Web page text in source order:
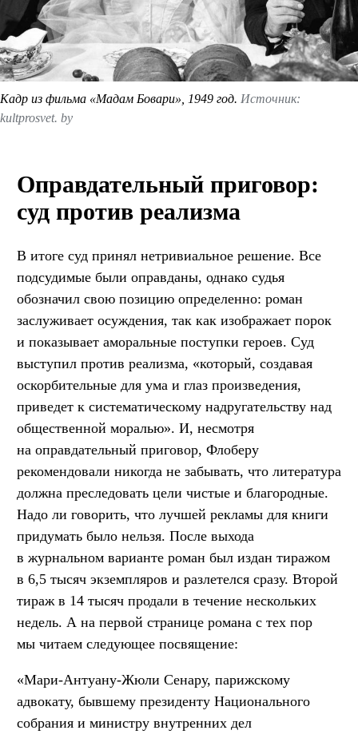
Кадр из фильма «Мадам Бовари», 1949 год. Источник:
kultprosvet. by
Оправдательный приговор:
суд против реализма
В итоге суд принял нетривиальное решение. Все
подсудимые были оправданы, однако судья
обозначил свою позицию определенно: роман
заслуживает осуждения, так как изображает порок
и показывает аморальные поступки героев. Суд
выступил против реализма, «который, создавая
оскорбительные для ума и глаз произведения,
приведет к систематическому надругательству над
общественной моралью». И, несмотря
на оправдательный приговор, Флоберу
рекомендовали никогда не забывать, что литература
должна преследовать цели чистые и благородные.
Надо ли говорить, что лучшей рекламы для книги
придумать было нельзя. После выхода
в журнальном варианте роман был издан тиражом
в 6,5 тысяч экземпляров и разлетелся сразу. Второй
тираж в 14 тысяч продали в течение нескольких
недель. А на первой странице романа с тех пор
мы читаем следующее посвящение:
«Мари-Антуану-Жюли Сенару, парижскому
адвокату, бывшему президенту Национального
собрания и министру внутренних дел